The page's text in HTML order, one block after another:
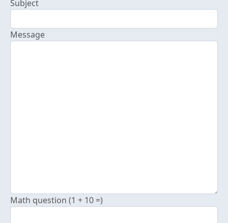
Subject
Message
Math question (1 + 10 =)